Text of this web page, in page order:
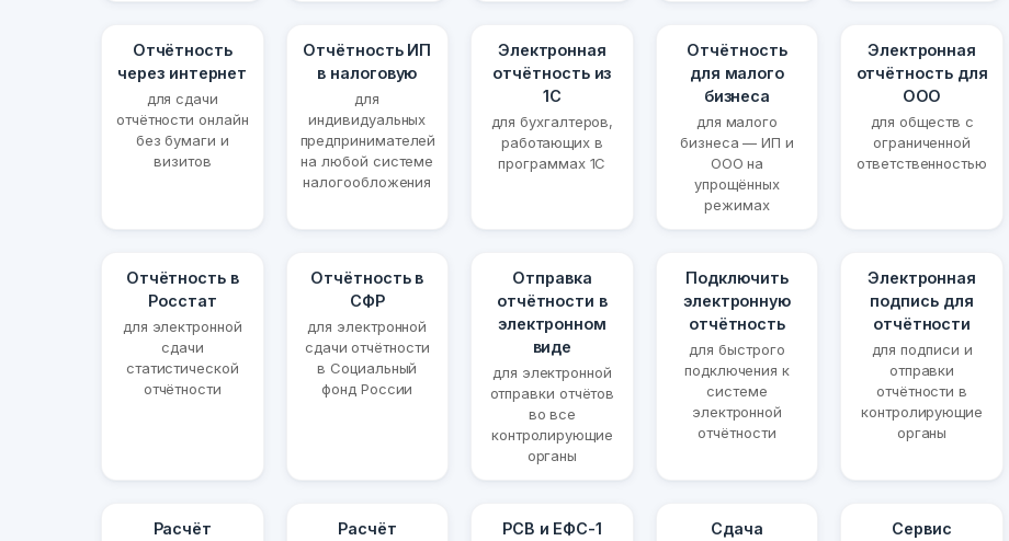
Отчётность
через интернет
для сдачи
отчётности онлайн
без бумаги и
визитов
Отчётность ИП
в налоговую
для
индивидуальных
предпринимателей
на любой системе
налогообложения
Электронная
отчётность из
1С
для бухгалтеров,
работающих в
программах 1С
Отчётность
для малого
бизнеса
для малого
бизнеса — ИП и
ООО на
упрощённых
режимах
Электронная
отчётность для
ООО
для обществ с
ограниченной
ответственностью
Отчётность в
Росстат
для электронной
сдачи
статистической
отчётности
Отчётность в
СФР
для электронной
сдачи отчётности
в Социальный
фонд России
Отправка
отчётности в
электронном
виде
для электронной
отправки отчётов
во все
контролирующие
органы
Подключить
электронную
отчётность
для быстрого
подключения к
системе
электронной
отчётности
Электронная
подпись для
отчётности
для подписи и
отправки
отчётности в
контролирующие
органы
Расчёт
Расчёт
РСВ и ЕФС-1
Сдача
Сервис